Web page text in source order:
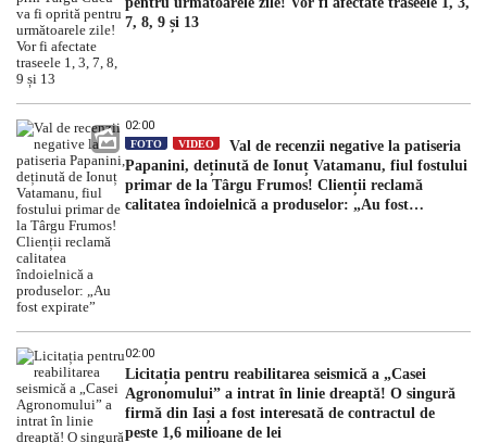
7, 8, 9 și 13
02:00
FOTO VIDEO
Val de recenzii negative la patiseria
Papanini, deținută de Ionuț Vatamanu, fiul fostului
primar de la Târgu Frumos! Clienții reclamă
calitatea îndoielnică a produselor: „Au fost
02:00
Licitația pentru reabilitarea seismică a „Casei
Agronomului” a intrat în linie dreaptă! O singură
firmă din Iași a fost interesată de contractul de
peste 1,6 milioane de lei